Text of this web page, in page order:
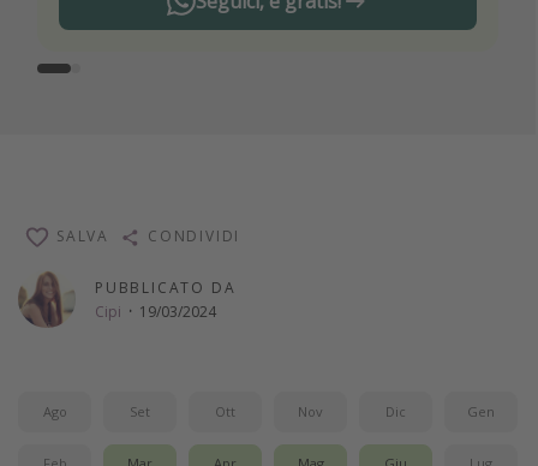
PUBBLICATO DA
Cipi · 19/03/2024
SALVA CONDIVIDI
Ago Set Ott Nov Dic Gen